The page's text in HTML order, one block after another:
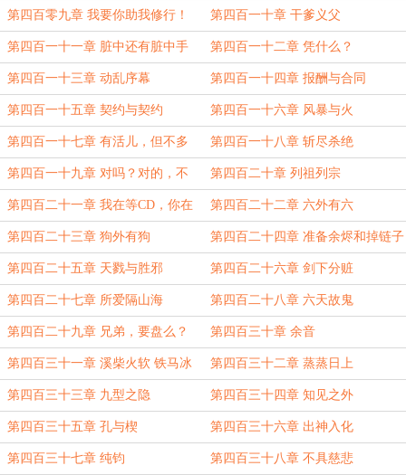
第四百零九章 我要你助我修行！ 第四百一十章 干爹义父
第四百一十一章 脏中还有脏中手 第四百一十二章 凭什么？
第四百一十三章 动乱序幕 第四百一十四章 报酬与合同
第四百一十五章 契约与契约 第四百一十六章 风暴与火
第四百一十七章 有活儿，但不多 第四百一十八章 斩尽杀绝
第四百一十九章 对吗？对的，不
对……
第四百二十章 列祖列宗
第四百二十一章 我在等CD，你在
等什么？
第四百二十二章 六外有六
第四百二十三章 狗外有狗 第四百二十四章 准备余烬和掉链子
大群
第四百二十五章 天戮与胜邪 第四百二十六章 剑下分赃
第四百二十七章 所爱隔山海 第四百二十八章 六天故鬼
第四百二十九章 兄弟，要盘么？ 第四百三十章 余音
第四百三十一章 溪柴火软 铁马冰
河（感谢归游X的盟主
第四百三十二章 蒸蒸日上
第四百三十三章 九型之隐 第四百三十四章 知见之外
第四百三十五章 孔与楔 第四百三十六章 出神入化
第四百三十七章 纯钧 第四百三十八章 不具慈悲